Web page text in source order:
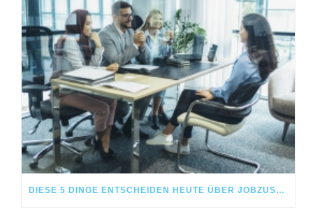
DIESE 5 DINGE ENTSCHEIDEN HEUTE ÜBER JOBZUSAGEN – NICHT DAS GEHALT